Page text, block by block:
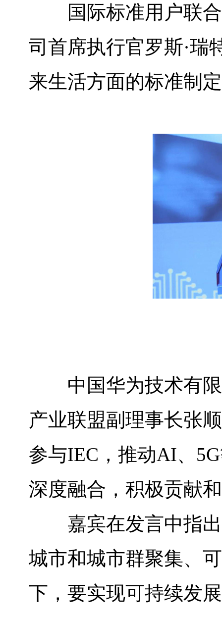
国际标准用户联
司首席执行官罗斯·瑞
来生活方面的标准制
中国华为技术有
产业联盟副理事长张
参与IEC ，推动AI、 5G
深度融合，积极贡献
嘉宾在发言中指
城市和城市群聚集、
下，要实现可持续发